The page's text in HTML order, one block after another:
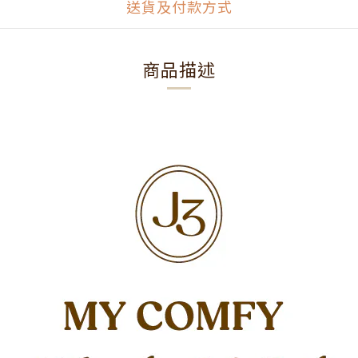
送貨及付款方式
商品描述